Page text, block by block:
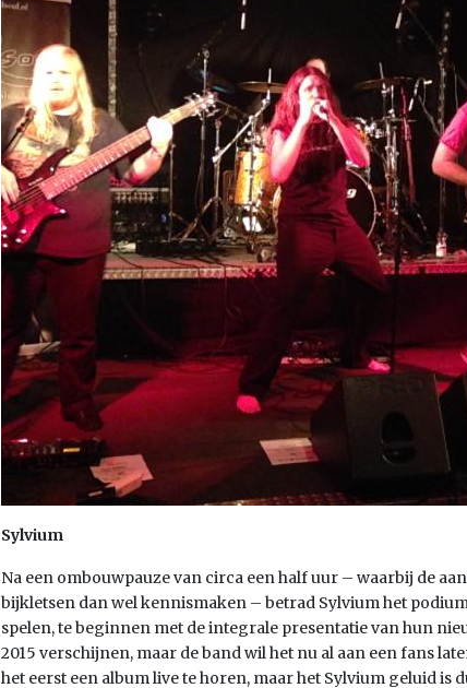
Sylvium
Na een ombouwpauze van circa een half uur – waarbij de
bijkletsen dan wel kennismaken – betrad Sylvium het
spelen, te beginnen met de integrale presentatie van hun
2015 verschijnen, maar de band wil het nu al aan een fans
het eerst een album live te horen, maar het Sylvium geluid is